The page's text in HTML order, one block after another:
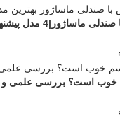
مدل پیشنهادی
خوب است؟ بررسی علمی